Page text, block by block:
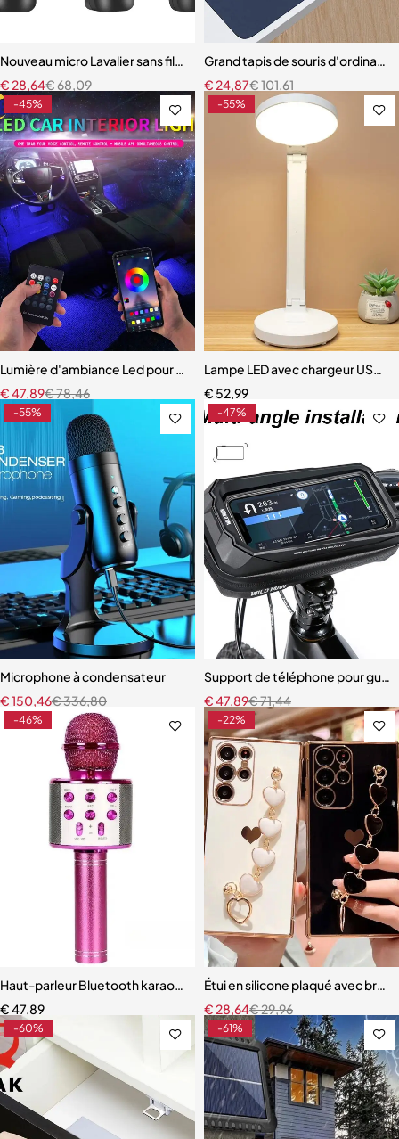
Nouveau micro Lavalier sans fil, Portable, pour enregistrement
€68,09
€28,64
Grand tapis de souris
€101,61
€24,87
-45%
Lumière d'ambiance Led pour pied de voiture avec USB
€78,46
€47,89
-55%
Lampe LED avec chargeur USB
€ 52,99
-55%
Microphone à condensateur
€336,80
€150,46
-47%
Support de téléphone pour
€71,44
€47,89
-46%
Haut-parleur Bluetooth karaoké avec microphone, changeur de
€47,89
-22%
Étui en silicone plaqué avec
€29,96
€28,64
-60% -61%